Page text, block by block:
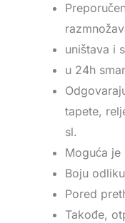
uništava i
u 24h
tapete,
sl.
Moguća
Boju
Pored
Takođe,